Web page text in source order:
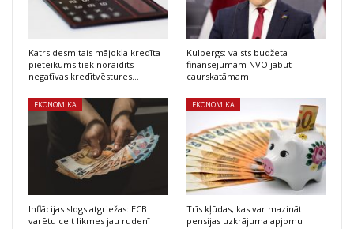
Katrs desmitais mājokļa kredīta
pieteikums tiek noraidīts
negatīvas kredītvēstures…
Kulbergs: valsts budžeta
finansējumam NVO jābūt
caurskatāmam
EKONOMIKA
Inflācijas slogs atgriežas: ECB
varētu celt likmes jau rudenī
EKONOMIKA
Trīs kļūdas, kas var mazināt
pensijas uzkrājuma apjomu